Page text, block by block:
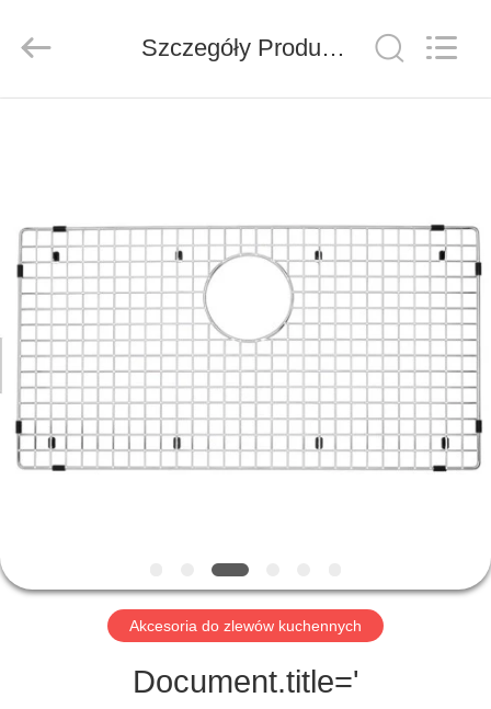
O
NAS
WYCIECZKA
PO
FABRYCE
SKONTAKTUJ
Rights
Reserved.
ECER
Szczegóły Produktu
Akcesoria do zlewów kuchennych
Document.title='